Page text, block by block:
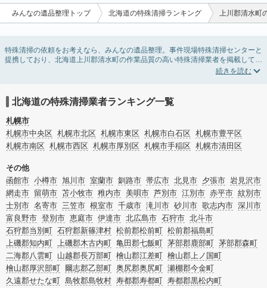
みんなの遺品整理トップ 北海道の特殊清掃ランキング 上川郡清水町
特殊清掃の依頼をお考えなら、みんなの遺品整理。事件現場特殊清掃センターと
提携しており、北海道上川郡清水町の作業品質の高い特殊清掃業者を掲載してい
ます。孤独死・孤立死に伴う不用品の処分・回収・引き取りから、事件・事故・
合はリフォームによる原状回復・オゾン脱臭機による腐敗臭などの臭いの脱臭・
消臭サービスなど絞り込み条件を利用し検索してみましょう。
また故人のご遺族だけでなく不動産管理会社様やオーナー様(賃貸家主様)、行政
のご担当者様でも相談できます。
北海道の特殊清掃業者ランキング一覧
札幌市
札幌市中央区 札幌市北区 札幌市東区 札幌市白石区 札幌市豊平区
札幌市南区 札幌市西区 札幌市厚別区 札幌市手稲区 札幌市清田区
その他
函館市 小樽市 旭川市 室蘭市 釧路市 帯広市 北見市 夕張市 岩見沢市
網走市 留萌市 苫小牧市 稚内市 美唄市 芦別市 江別市 赤平市 紋別市
士別市 名寄市 三笠市 根室市 千歳市 滝川市 砂川市 歌志内市 深川市
富良野市 登別市 恵庭市 伊達市 北広島市 石狩市 北斗市
石狩郡当別町 石狩郡新篠津村 松前郡松前町 松前郡福島町
上磯郡知内町 上磯郡木古内町 亀田郡七飯町 茅部郡鹿部町 茅部郡森町
二海郡八雲町 山越郡長万部町 檜山郡江差町 檜山郡上ノ国町
檜山郡厚沢部町 爾志郡乙部町 奥尻郡奥尻町 瀬棚郡今金町
久遠郡せたな町 島牧郡島牧村 寿都郡寿都町 寿都郡黒松内町